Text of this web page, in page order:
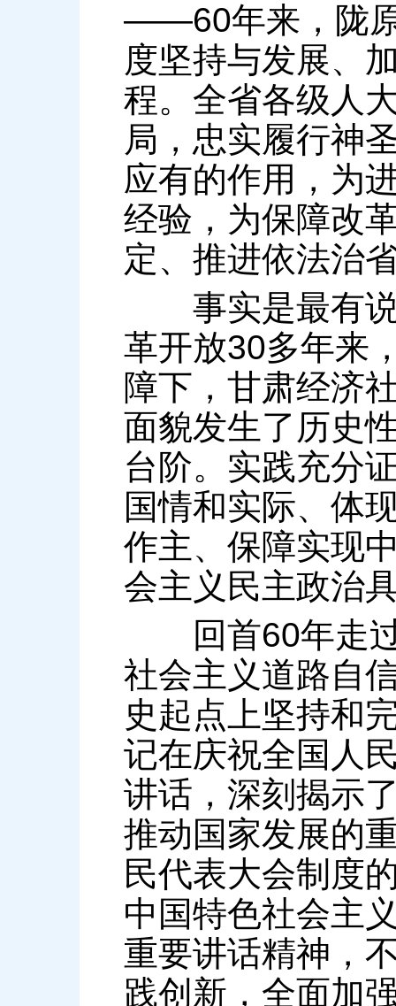
——60年来，陇
度坚持与发展、
程。全省各级人
局，忠实履行神
应有的作用，为
经验，为保障改
定、推进依法治
事实是最有说
革开放30多年来
障下，甘肃经济
面貌发生了历史
台阶。实践充分
国情和实际、体
作主、保障实现
会主义民主政治
回首60年走过
社会主义道路自
史起点上坚持和
记在庆祝全国人
讲话，深刻揭示
推动国家发展的
民代表大会制度
中国特色社会主
重要讲话精神，
践创新，全面加